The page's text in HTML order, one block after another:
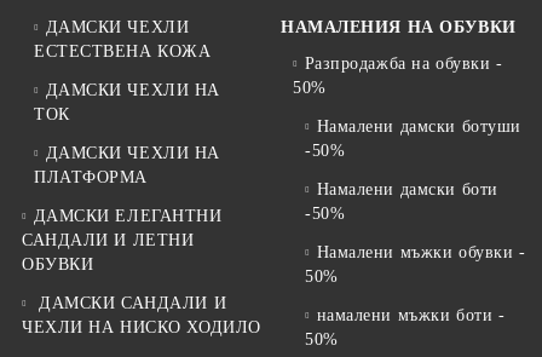
ДАМСКИ ЧЕХЛИ
ЕСТЕСТВЕНА КОЖА
ДАМСКИ ЧЕХЛИ НА
ТОК
ДАМСКИ ЧЕХЛИ НА
ПЛАТФОРМА
ДАМСКИ ЕЛЕГАНТНИ
САНДАЛИ И ЛЕТНИ
ОБУВКИ
ДАМСКИ САНДАЛИ И
ЧЕХЛИ НА НИСКО ХОДИЛО
НАМАЛЕНИЯ НА ОБУВКИ
Разпродажба на обувки -
50%
Намалени дамски ботуши
-50%
Намалени дамски боти
-50%
Намалени мъжки обувки -
50%
намалени мъжки боти -
50%